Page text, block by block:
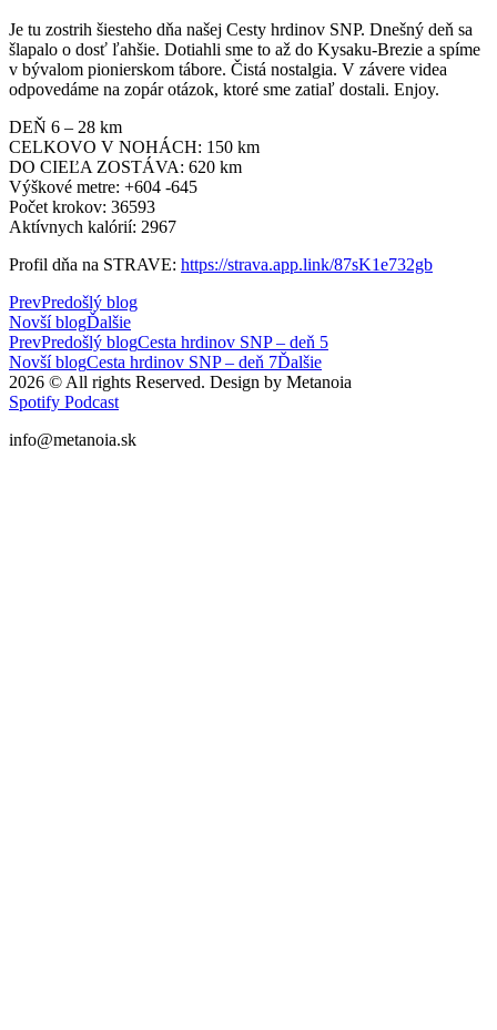
Je tu zostrih šiesteho dňa našej Cesty hrdinov SNP. Dnešný deň sa
šlapalo o dosť ľahšie. Dotiahli sme to až do Kysaku-Brezie a spíme
v bývalom pionierskom tábore. Čistá nostalgia. V závere videa
odpovedáme na zopár otázok, ktoré sme zatiaľ dostali. Enjoy.
DEŇ 6 – 28 km
CELKOVO V NOHÁCH: 150 km
DO CIEĽA ZOSTÁVA: 620 km
Výškové metre: +604 -645
Počet krokov: 36593
Aktívnych kalórií: 2967
Profil dňa na STRAVE: https://strava.app.link/87sK1e732gb
PrevPredošlý blog
Novší blogĎalšie
PrevPredošlý blogCesta hrdinov SNP – deň 5
Novší blogCesta hrdinov SNP – deň 7Ďalšie
2026 © All rights Reserved. Design by Metanoia
Spotify Podcast
info@metanoia.sk